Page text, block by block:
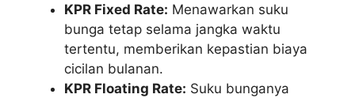
KPR Fixed Rate: Menawarkan suku
bunga tetap selama jangka waktu
tertentu, memberikan kepastian biaya
cicilan bulanan.
KPR Floating Rate: Suku bunganya